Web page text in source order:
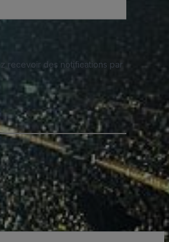
recevoir des notifications par